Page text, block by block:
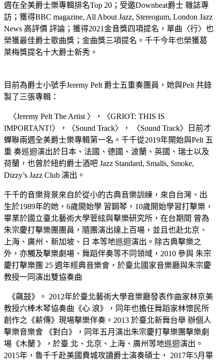
週在全美爵⼠樂專輯排名Top 20；受邀Downbeat爵⼠ 雜誌專
訪；獲得BBC magazine, All About Jazz, Stereogum, London Jazz
News ⾼評價 評論；獲得2021⾦⾳獎四項提名，單曲〈⾏〉也
榮獲最佳爵⼠歌曲獎；⾦曲獎三項提名。千千今年也榮獲葛
萊梅獎提名十大爵士新秀。
⽬前為爵⼠⼩號⼿Jeremy Pelt 爵⼠五重奏團員，她與Pelt 共錄
製了三張專輯：
〈Jeremy Pelt The Artist 〉，〈GRIOT: THIS IS
IMPORTANT!〉，〈Sound Track〉， 〈Sound Track〉⽇前才
蟬聯兩週全美爵⼠樂專輯第⼀名。千千從2019年開始與Pelt 五
重 奏巡迴演出於⽇本、法國、德國、波蘭、英國、瑞⼠以及
荷蘭，也曾於紐約爵⼠酒吧 Jazz Standard, Smalls, Smoke,
Dizzy’s Jazz Club 演出。
千千的⾳樂背景來⾃於從⼩的古典⾳樂訓練，來⾃台灣、出
⽣於1989年的她，6歲開始學 習鋼琴，10歲開始學習打擊樂，
畢業於國⽴臺北藝術⼤學管絃與擊樂研究所，在台期間 曾為
朱宗慶打擊樂團團員，隨團演出達上百場，並且也赴北京、
上海、廣州、新加坡、⽇ 本等地巡迴演出。除古典擊樂之
外，亦觸及擊樂劇場、舞蹈伴奏等不同領域，2010 參與 朱宗
慶打擊樂團 25 週年經典⾳樂會，於臺北國家⾳樂廳與朱宗慶
教授⼀同演出雙協奏曲
《飆⿎》。 2012年於臺北藝術⼤學⾳樂廳發表作曲家林京美
教授六棒⽊琴協奏曲《⼼ 浪》，同年也擔任舞蹈家林懷⺠所
創作之《薪傳》現場擊樂伴奏。2013 於臺北新舞台舉 辦個⼈
擊樂⾳樂會 《對⽩》，同年五⽉演出朱宗慶打擊樂團擊樂劇
場《⽊蘭 》，於臺 北、北京、上海、廣州等地巡迴演出。
2015年，魯千千赴美國費城攻讀爵⼠演奏碩⼠， 2017年5⽉畢